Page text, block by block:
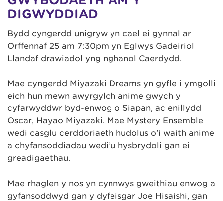
DIGWYDDIAD
Bydd cyngerdd unigryw yn cael ei gynnal ar
Orffennaf 25 am 7:30pm yn Eglwys Gadeiriol
Llandaf drawiadol yng nghanol Caerdydd.
Mae cyngerdd Miyazaki Dreams yn gyfle i ymgolli
eich hun mewn awyrgylch anime gwych y
cyfarwyddwr byd-enwog o Siapan, ac enillydd
Oscar, Hayao Miyazaki. Mae Mystery Ensemble
wedi casglu cerddoriaeth hudolus o’i waith anime
a chyfansoddiadau wedi’u hysbrydoli gan ei
greadigaethau.
Mae rhaglen y nos yn cynnwys gweithiau enwog a
gyfansoddwyd gan y dyfeisgar Joe Hisaishi, gan